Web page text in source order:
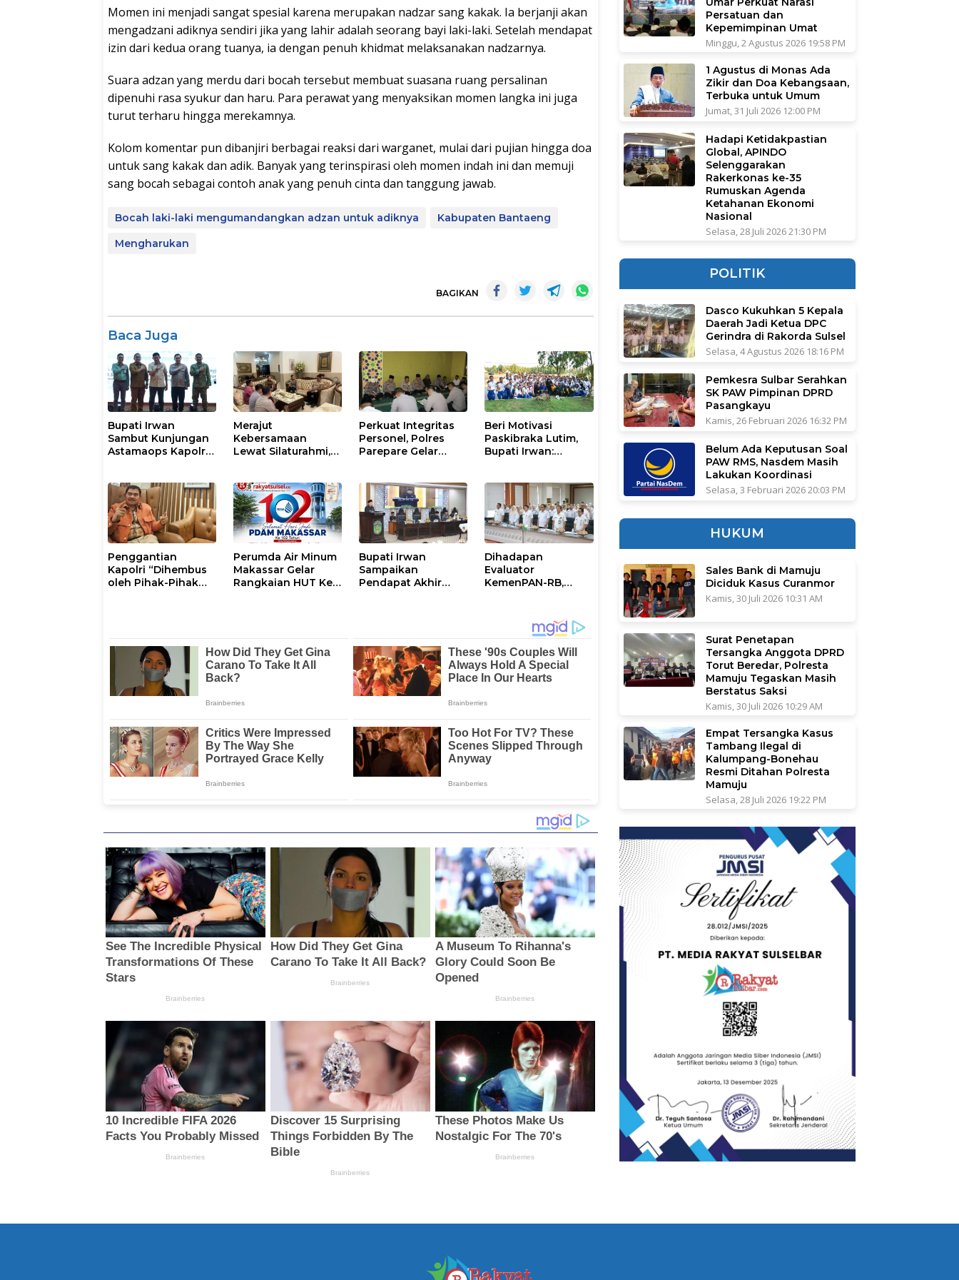
Momen ini menjadi sangat spesial karena merupakan nadzar sang kakak. Ia berjanji akan
mengadzani adiknya sendiri jika yang lahir adalah seorang bayi laki-laki. Setelah mendapat
izin dari kedua orang tuanya, ia dengan penuh khidmat melaksanakan nadzarnya.
Suara adzan yang merdu dari bocah tersebut membuat suasana ruang persalinan
dipenuhi rasa syukur dan haru. Para perawat yang menyaksikan momen langka ini juga
turut terharu hingga merekamnya.
Kolom komentar pun dibanjiri berbagai reaksi dari warganet, mulai dari pujian hingga doa
untuk sang kakak dan adik. Banyak yang terinspirasi oleh momen indah ini dan memuji
sang bocah sebagai contoh anak yang penuh cinta dan tanggung jawab.
Bocah laki-laki mengumandangkan adzan untuk adiknya
Kabupaten Bantaeng
Mengharukan
BAGIKAN
Baca Juga
Bupati Irwan
Sambut Kunjungan
Astamaops Kapolri
Luwu Timur
Merajut
Kebersamaan
Lewat Silaturahmi,
dengan Tokoh
Masyarakat
Perkuat Integritas
Personel, Polres
Parepare Gelar
Beri Motivasi
Paskibraka Lutim,
Bupati Irwan:
Perhatian
Penggantian
Kapolri “Dihembus
oleh Pihak-Pihak
Perumda Air Minum
Makassar Gelar
Rangkaian HUT Ke-
Bupati Irwan
Sampaikan
Pendapat Akhir
Dihadapan
Evaluator
KemenPAN-RB,
Capaian Kinerja
Persatuan dan
Kepemimpinan Umat
Minggu, 2 Agustus 2026 19:58 PM
1 Agustus di Monas Ada
Zikir dan Doa Kebangsaan,
Terbuka untuk Umum
Jumat, 31 Juli 2026 12:00 PM
Hadapi Ketidakpastian
Global, APINDO
Selenggarakan
Rakerkonas ke-35
Rumuskan Agenda
Ketahanan Ekonomi
Nasional
Selasa, 28 Juli 2026 21:30 PM
POLITIK
Dasco Kukuhkan 5 Kepala
Daerah Jadi Ketua DPC
Gerindra di Rakorda Sulsel
Selasa, 4 Agustus 2026 18:16 PM
Pemkesra Sulbar Serahkan
SK PAW Pimpinan DPRD
Pasangkayu
Kamis, 26 Februari 2026 16:32 PM
Belum Ada Keputusan Soal
PAW RMS, Nasdem Masih
Lakukan Koordinasi
Selasa, 3 Februari 2026 20:03 PM
HUKUM
Sales Bank di Mamuju
Diciduk Kasus Curanmor
Kamis, 30 Juli 2026 10:31 AM
Surat Penetapan
Tersangka Anggota DPRD
Torut Beredar, Polresta
Mamuju Tegaskan Masih
Berstatus Saksi
Kamis, 30 Juli 2026 10:29 AM
Empat Tersangka Kasus
Tambang Ilegal di
Kalumpang-Bonehau
Resmi Ditahan Polresta
Mamuju
Selasa, 28 Juli 2026 19:22 PM